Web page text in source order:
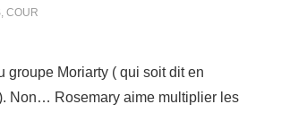
, COUR
groupe Moriarty ( qui soit dit en
Non… Rosemary aime multiplier les